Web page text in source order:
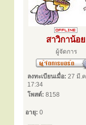
สาวิกาน้อย
ผู้จัดการ
ลงทะเบียนเมื่อ: 27 มี.
17:34
โพสต์: 8158
อายุ: 0